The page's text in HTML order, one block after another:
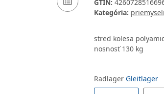
GTIN:
Kategória:
stred kolesa
nosnosť 130 kg
Radlager Gleitlager